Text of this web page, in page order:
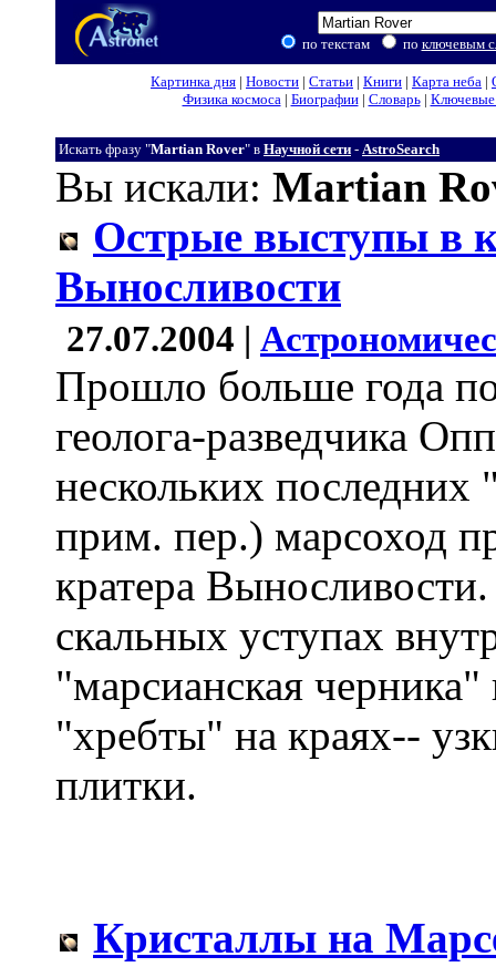
по текстам по ключевым
Картинка дня | Новости | Статьи | Книги | Карта неба |
Физика космоса| Биографии| Словарь| Ключевые
Искать фразу "Martian Rover" в Научной сети - AstroSearch
Вы искали: Martian
Острые выступы в
Выносливости
27.07.2004 |
Прошло больше года
геолога-разведчика
нескольких
прим. пер.) марсоход
кратера
скальных уступах
"марсианская
"хребты" на краях--
плитки.
Кристаллы на